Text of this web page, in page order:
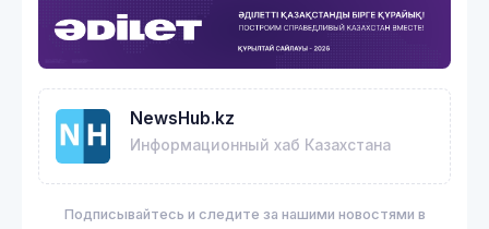
NewsHub.kz
Информационный хаб Казахстана
Подписывайтесь и следите за нашими новостями в